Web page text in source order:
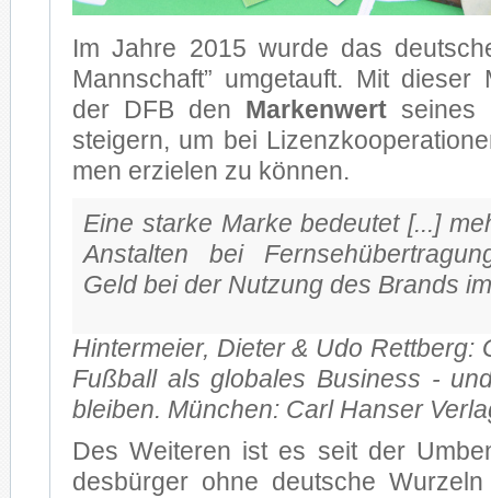
Im Jah­re 2015 wur­de das
Mann­schaft” um­ge­tauft. Mit die­ser
der DFB den Mar­ken­wert sei­nes
stei­gern, um bei
men er­zie­len zu kön­nen.
Eine star­ke Mar­ke be­deu­tet [...]
Anstalten bei
Geld bei der Nut­zung des Brands
Hin­ter­mei­er, Die­ter & Udo Rett­berg:
Fuß­ball als glo­ba­les Busi­ness -
blei­ben. Mün­chen: Carl Han­ser
Des Wei­te­ren ist es seit der
des­bür­ger ohne deut­sche